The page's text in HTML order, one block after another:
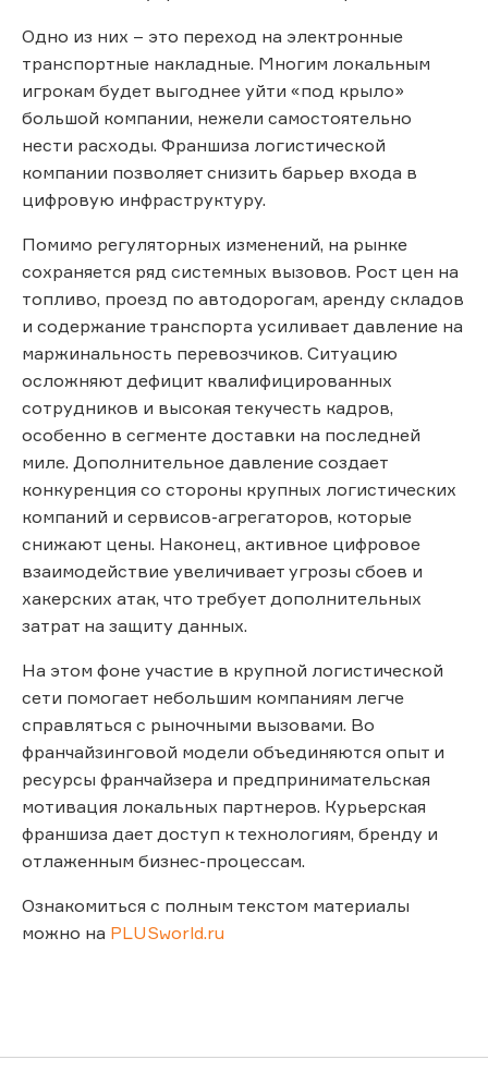
Одно из них – это переход на электронные
транспортные накладные. Многим локальным
игрокам будет выгоднее уйти «под крыло»
большой компании, нежели самостоятельно
нести расходы. Франшиза логистической
компании позволяет снизить барьер входа в
цифровую инфраструктуру.
Помимо регуляторных изменений, на рынке
сохраняется ряд системных вызовов. Рост цен на
топливо, проезд по автодорогам, аренду складов
и содержание транспорта усиливает давление на
маржинальность перевозчиков. Ситуацию
осложняют дефицит квалифицированных
сотрудников и высокая текучесть кадров,
особенно в сегменте доставки на последней
миле. Дополнительное давление создает
конкуренция со стороны крупных логистических
компаний и сервисов-агрегаторов, которые
снижают цены. Наконец, активное цифровое
взаимодействие увеличивает угрозы сбоев и
хакерских атак, что требует дополнительных
затрат на защиту данных.
На этом фоне участие в крупной логистической
сети помогает небольшим компаниям легче
справляться с рыночными вызовами. Во
франчайзинговой модели объединяются опыт и
ресурсы франчайзера и предпринимательская
мотивация локальных партнеров. Курьерская
франшиза дает доступ к технологиям, бренду и
отлаженным бизнес-процессам.
Ознакомиться с полным текстом материалы
можно на PLUSworld.ru